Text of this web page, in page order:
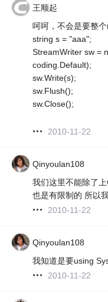
王顺起
呵呵，不会是要整
string s = "aaa";
StreamWriter sw =
coding.Default);
sw.Write(s);
sw.Flush();
sw.Close();
2010-11-22
Qinyoulan108
我们这里不能除了
也是有限制的 所以
2010-11-22
Qinyoulan108
我知道是要using
2010-11-22